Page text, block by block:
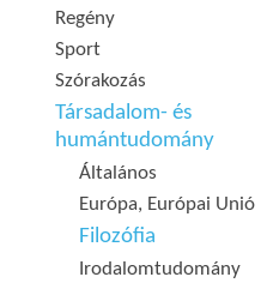
Regény
Sport
Szórakozás
Társadalom- és
humántudomány
Általános
Európa, Európai Unió
Filozófia
Irodalomtudomány